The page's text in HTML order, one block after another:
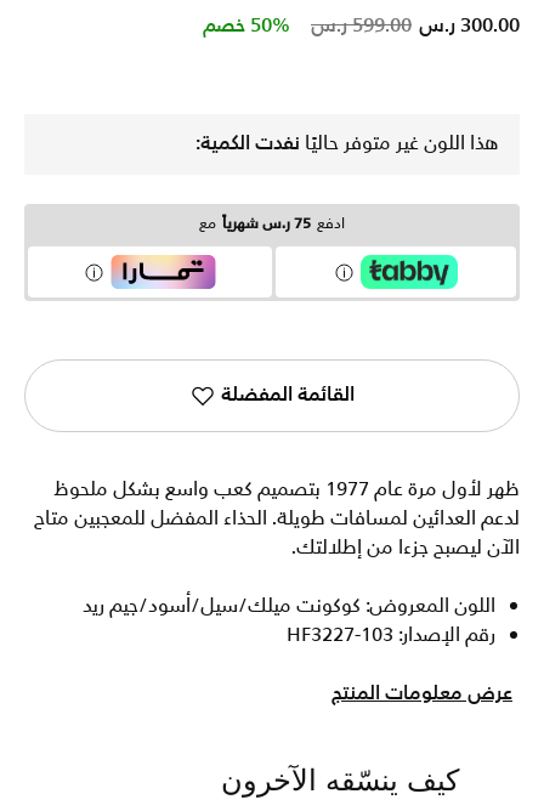
Price reduced from
599.00 ر.س to 300.00 ر.س 50% خصم
هذا اللون غير متوفر حاليًا نفدت الكمية:
ادفع 75 ر.س شهرياً مع
القائمة المفضلة
ظهر لأول مرة عام 1977 بتصميم كعب واسع بشكل ملحوظ
لدعم العدائين لمسافات طويلة. الحذاء المفضل للمعجبين متاح
الآن ليصبح جزءا من إطلالتك.
اللون المعروض: كوكونت ميلك/سيل/أسود/جيم ريد
رقم الإصدار: HF3227-103
عرض معلومات المنتج